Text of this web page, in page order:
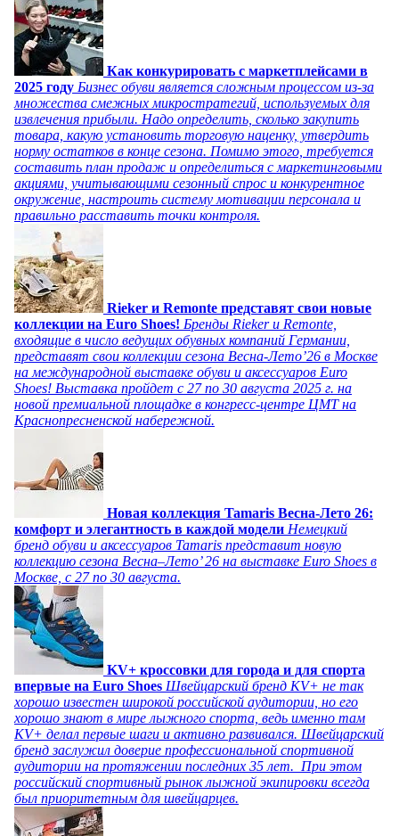
Как конкурировать с маркетплейсами в
2025 году Бизнес обуви является сложным процессом из-за
множества смежных микростратегий, используемых для
извлечения прибыли. Надо определить, сколько закупить
товара, какую установить торговую наценку, утвердить
норму остатков в конце сезона. Помимо этого, требуется
составить план продаж и определиться с маркетинговыми
акциями, учитывающими сезонный спрос и конкурентное
окружение, настроить систему мотивации персонала и
правильно расставить точки контроля.
Rieker и Remonte представят свои новые
коллекции на Euro Shoes! Бренды Rieker и Remonte,
входящие в число ведущих обувных компаний Германии,
представят свои коллекции сезона Весна-Лето’26 в Москве
на международной выставке обуви и аксессуаров Euro
Shoes! Выставка пройдет c 27 по 30 августа 2025 г. на
новой премиальной площадке в конгресс-центре ЦМТ на
Краснопресненской набережной.
Новая коллекция Tamaris Весна-Лето 26:
комфорт и элегантность в каждой модели Немецкий
бренд обуви и аксессуаров Tamaris представит новую
коллекцию сезона Весна–Лето’ 26 на выставке Euro Shoes в
Москве, с 27 по 30 августа.
KV+ кроссовки для города и для спорта
впервые на Euro Shoes Швейцарский бренд KV+ не так
хорошо известен широкой российской аудитории, но его
хорошо знают в мире лыжного спорта, ведь именно там
KV+ делал первые шаги и активно развивался. Швейцарский
бренд заслужил доверие профессиональной спортивной
аудитории на протяжении последних 35 лет. При этом
российский спортивный рынок лыжной экипировки всегда
был приоритетным для швейцарцев.